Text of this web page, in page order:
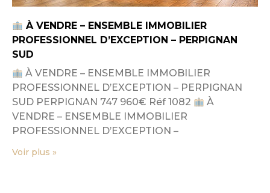
À VENDRE – ENSEMBLE IMMOBILIER
PROFESSIONNEL D’EXCEPTION – PERPIGNAN
SUD
À VENDRE – ENSEMBLE IMMOBILIER
PROFESSIONNEL D’EXCEPTION – PERPIGNAN
SUD PERPIGNAN 747 960€ Réf 1082
À
VENDRE – ENSEMBLE IMMOBILIER
PROFESSIONNEL D’EXCEPTION –
Voir plus »